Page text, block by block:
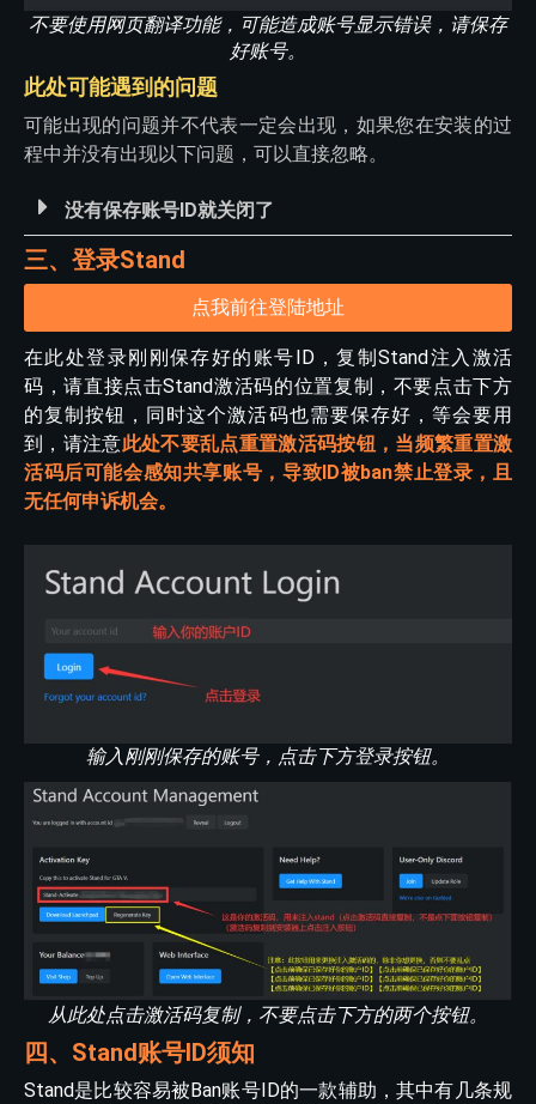
不要使用网页翻译功能，可能造成账号显示错误，请保存
好账号。
此处可能遇到的问题
可能出现的问题并不代表一定会出现，如果您在安装的过
程中并没有出现以下问题，可以直接忽略。
没有保存账号ID就关闭了
三、登录Stand
点我前往登陆地址
在此处登录刚刚保存好的账号ID，复制Stand注入激活
码，请直接点击Stand激活码的位置复制，不要点击下方
的复制按钮，同时这个激活码也需要保存好，等会要用
到，请注意此处不要乱点重置激活码按钮，当频繁重置激
活码后可能会感知共享账号，导致ID被ban禁止登录，且
无任何申诉机会。
输入刚刚保存的账号，点击下方登录按钮。
从此处点击激活码复制，不要点击下方的两个按钮。
四、Stand账号ID须知
Stand是比较容易被Ban账号ID的一款辅助，其中有几条规